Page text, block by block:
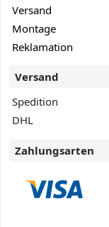
Versand
Montage
Reklamation
Versand
Spedition
DHL
Zahlungsarten